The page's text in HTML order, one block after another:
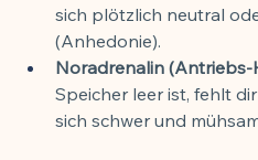
sich plötzlich neutral
(Anhedonie).
Noradrenalin (Antriebs-
Speicher leer ist, fehlt
sich schwer und